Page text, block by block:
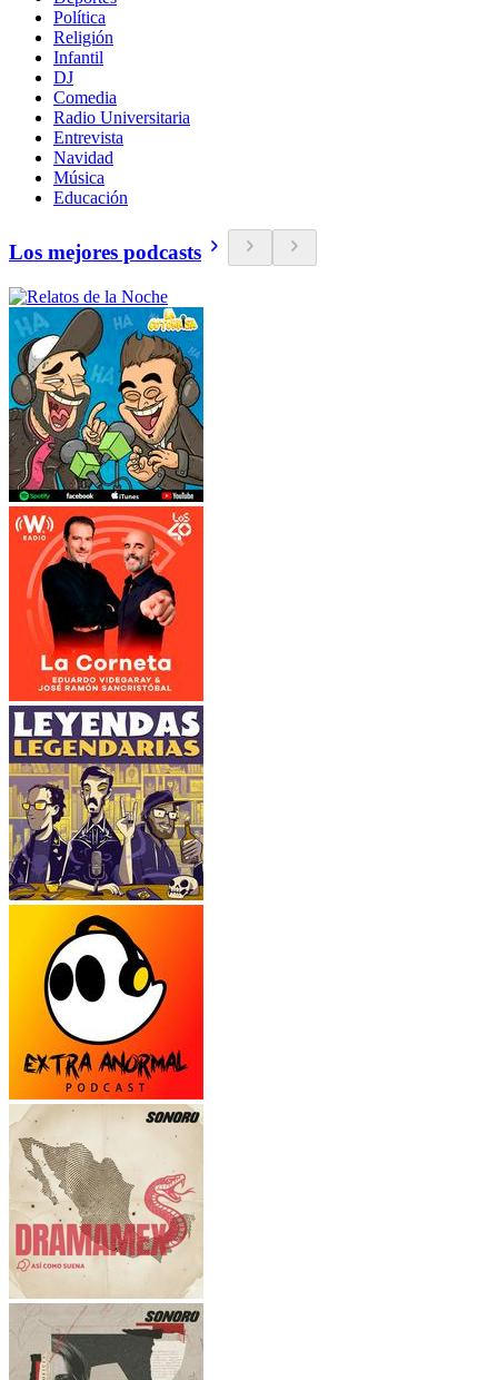
Política
Religión
Infantil
DJ
Comedia
Radio Universitaria
Entrevista
Navidad
Música
Educación
Los mejores podcasts